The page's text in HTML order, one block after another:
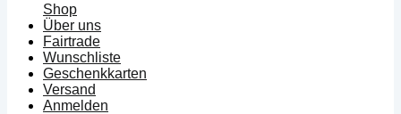
Shop
Über uns
Fairtrade
Wunschliste
Geschenkkarten
Versand
Anmelden